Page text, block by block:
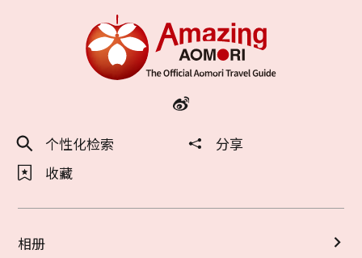
个性化检索
分享
收藏
相册